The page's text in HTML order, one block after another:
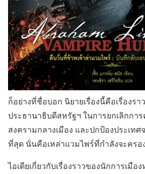
ก็อย่างที่ชื่อบอก นิยายเรื่องนี้คือเรื่องร
ประธานาธิบดีสหรัฐฯ ในการยกเลิกกา
สงครามกลางเมือง และปกป้องประเท
ที่สุด นั่นคือเหล่าแวมไพร์ที่กำลังจะครอ
ไอเดียเกี่ยวกับเรื่องราวของนักการเมื